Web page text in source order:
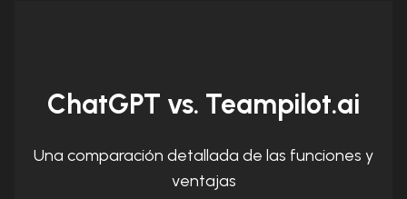
ChatGPT vs. Teampilot.ai
Una comparación detallada de las funciones y
ventajas